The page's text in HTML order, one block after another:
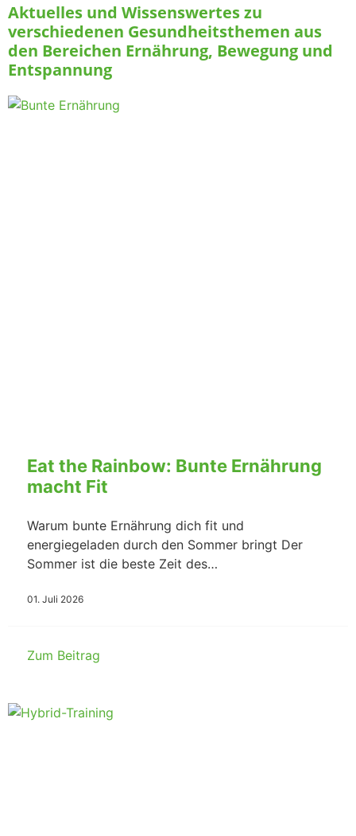
Aktuelles und Wissenswertes zu
verschiedenen Gesundheitsthemen aus
den Bereichen Ernährung, Bewegung und
Entspannung
Eat the Rainbow: Bunte Ernährung
macht Fit
Warum bunte Ernährung dich fit und
energiegeladen durch den Sommer bringt Der
Sommer ist die beste Zeit des…
01. Juli 2026
Zum Beitrag